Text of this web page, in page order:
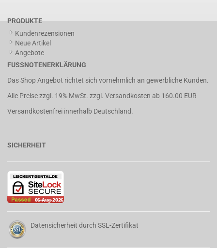
PRODUKTE
Kundenrezensionen
Neue Artikel
Angebote
FUSSNOTENERKLÄRUNG
Das Shop Angebot richtet sich vornehmlich an gewerbliche Kunden.
Alle Preise zzgl. 19% MwSt. zzgl. Versandkosten ab 160.00 EUR
Versandkostenfrei innerhalb Deutschland.
SICHERHEIT
Datensicherheit durch SSL-Zertifikat